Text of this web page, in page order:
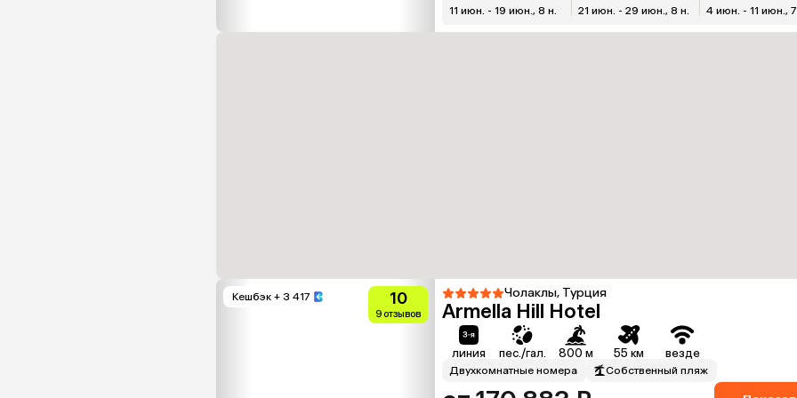
11 июн. - 19 июн., 8 н. 21 июн. - 29 июн., 8 н. 4 июн. - 11 июн.,
Кешбэк + 3 417 10
9 отзывов
Чолаклы, Турция
Armella Hill Hotel
линия пес./гал. 800 м 55 км везде
Двухкомнатные номера Собственный пляж